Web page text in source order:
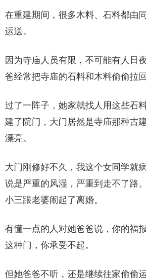
在重建期间，很多木料、石料都由
运送。
因为寺庙人员有限，不可能有人日
爸经常把寺庙的石料和木料偷偷拉回
过了一阵子，她家就找人用这些石
建了院门，大门居然是寺庙那种古
漂亮。
大门刚修好不久，我这个女同学就
说是严重的风湿，严重到走不了路
小三跟老婆闹起了离婚。
有懂一点的人对她爸爸说，你的福
这种门，你承受不起。
但她爸爸不听，还是继续往家偷偷